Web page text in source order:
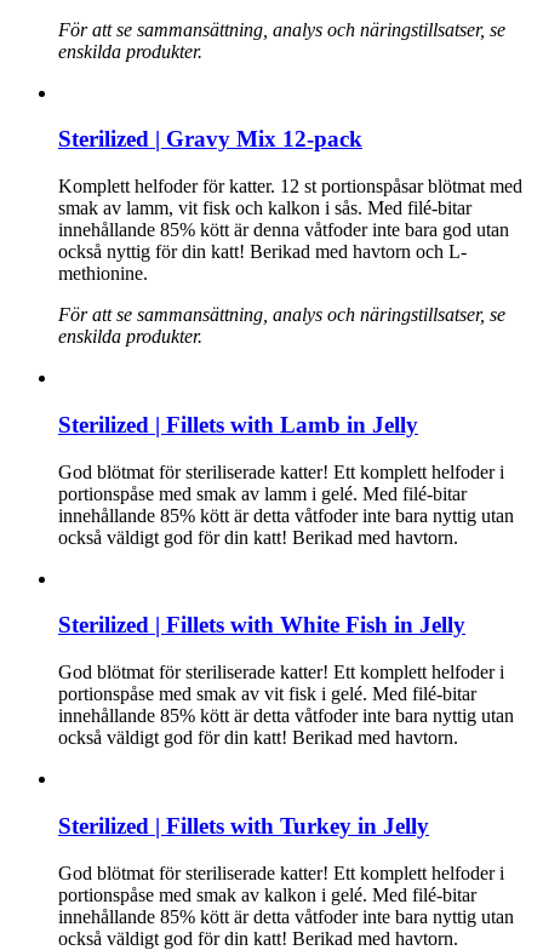
För att se sammansättning, analys och näringstillsatser, se
enskilda produkter.
Sterilized | Gravy Mix 12-pack
Komplett helfoder för katter. 12 st portionspåsar blötmat med
smak av lamm, vit fisk och kalkon i sås. Med filé-bitar
innehållande 85% kött är denna våtfoder inte bara god utan
också nyttig för din katt! Berikad med havtorn och L-
methionine.
För att se sammansättning, analys och näringstillsatser, se
enskilda produkter.
Sterilized | Fillets with Lamb in Jelly
God blötmat för steriliserade katter! Ett komplett helfoder i
portionspåse med smak av lamm i gelé. Med filé-bitar
innehållande 85% kött är detta våtfoder inte bara nyttig utan
också väldigt god för din katt! Berikad med havtorn.
Sterilized | Fillets with White Fish in Jelly
God blötmat för steriliserade katter! Ett komplett helfoder i
portionspåse med smak av vit fisk i gelé. Med filé-bitar
innehållande 85% kött är detta våtfoder inte bara nyttig utan
också väldigt god för din katt! Berikad med havtorn.
Sterilized | Fillets with Turkey in Jelly
God blötmat för steriliserade katter! Ett komplett helfoder i
portionspåse med smak av kalkon i gelé. Med filé-bitar
innehållande 85% kött är detta våtfoder inte bara nyttig utan
också väldigt god för din katt! Berikad med havtorn.